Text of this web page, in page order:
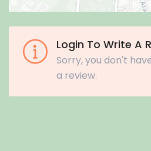
Login To Write A
Sorry, you don't
a review.